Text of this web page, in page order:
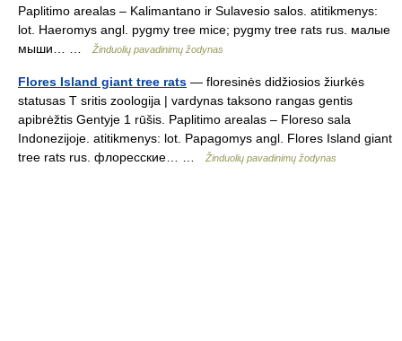
Paplitimo arealas – Kalimantano ir Sulavesio salos. atitikmenys:
lot. Haeromys angl. pygmy tree mice; pygmy tree rats rus. малые
мыши… …
Žinduolių pavadinimų žodynas
Flores Island giant tree rats — floresinės didžiosios žiurkės
statusas T sritis zoologija | vardynas taksono rangas gentis
apibrėžtis Gentyje 1 rūšis. Paplitimo arealas – Floreso sala
Indonezijoje. atitikmenys: lot. Papagomys angl. Flores Island giant
tree rats rus. флоресские… …
Žinduolių pavadinimų žodynas